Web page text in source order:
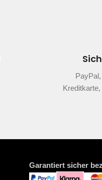
Garantiert sicher